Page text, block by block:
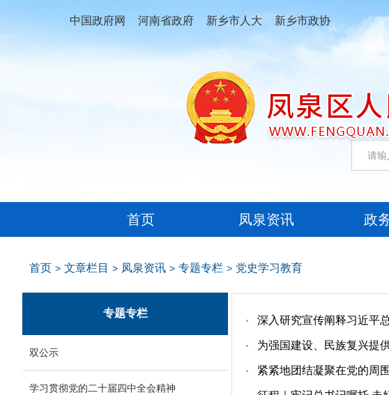
中国政府网 河南省政府 新乡市人大 新乡市政协
首页 凤泉资讯 政
首页 文章栏目 凤泉资讯 专题专栏 党史学习教育
专题专栏
双公示
学习贯彻党的二十届四中全会精神
为强国建设、民族复兴提
紧紧地团结凝聚在党的周围